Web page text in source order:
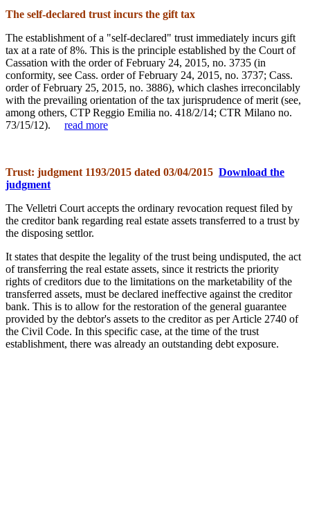
The self-declared trust incurs the gift tax
The establishment of a "self-declared" trust immediately incurs gift
tax at a rate of 8%. This is the principle established by the Court of
Cassation with the order of February 24, 2015, no. 3735 (in
conformity, see Cass. order of February 24, 2015, no. 3737; Cass.
order of February 25, 2015, no. 3886), which clashes irreconcilably
with the prevailing orientation of the tax jurisprudence of merit (see,
among others, CTP Reggio Emilia no. 418/2/14; CTR Milano no.
73/15/12).
read more
Trust: judgment 1193/2015 dated 03/04/2015 Download the
judgment
The Velletri Court accepts the ordinary revocation request filed by
the creditor bank regarding real estate assets transferred to a trust by
the disposing settlor.
It states that despite the legality of the trust being undisputed, the act
of transferring the real estate assets, since it restricts the priority
rights of creditors due to the limitations on the marketability of the
transferred assets, must be declared ineffective against the creditor
bank. This is to allow for the restoration of the general guarantee
provided by the debtor's assets to the creditor as per Article 2740 of
the Civil Code. In this specific case, at the time of the trust
establishment, there was already an outstanding debt exposure.